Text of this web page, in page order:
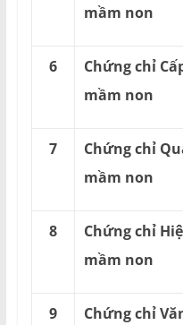
mầm non
6
Chứng chỉ
mầm non
7
Chứng chỉ
mầm non
8
Chứng chỉ
mầm non
9
Chứng chỉ